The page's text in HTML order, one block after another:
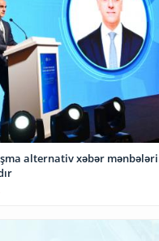
alternativ xəbər